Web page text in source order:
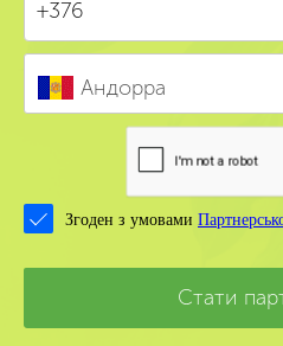
Андорра
Згоден з умовами
Стати